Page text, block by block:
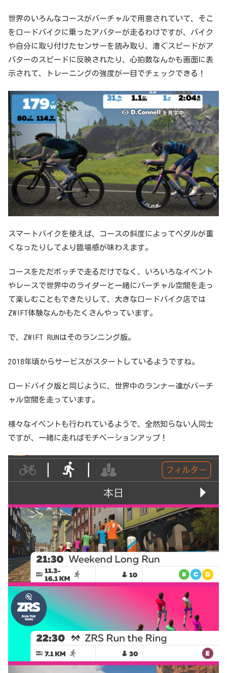
世界のいろんなコースがバーチャルで用意されていて、そこ
をロードバイクに乗ったアバターが走るわけですが、バイク
や自分に取り付けたセンサーを読み取り、漕ぐスピードがア
バターのスピードに反映されたり、心拍数なんかも画面に表
示されて、トレーニングの強度が一目でチェックできる！
スマートバイクを使えば、コースの斜度によってペダルが重
くなったりしてより臨場感が味わえます。
コースをただボッチで走るだけでなく、いろいろなイベント
やレースで世界中のライダーと一緒にバーチャル空間を走っ
て楽しむこともできたりして、大きなロードバイク店では
ZWIFT体験なんかもたくさんやっています。
で、ZWIFT RUNはそのランニング版。
2018年頃からサービスがスタートしているようですね。
ロードバイク版と同じように、世界中のランナー達がバーチ
ャル空間を走っています。
様々なイベントも行われているようで、全然知らない人同士
ですが、一緒に走ればモチベーションアップ！